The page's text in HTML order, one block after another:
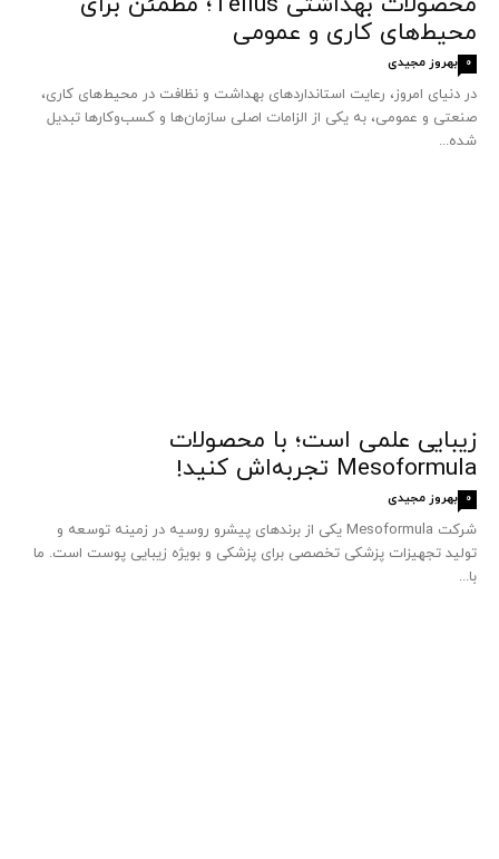
محیط‌های کاری و عمومی
بهروز مجیدی 0
در دنیای امروز، رعایت استانداردهای بهداشت و نظافت در محیط‌های کاری،
صنعتی و عمومی، به یکی از الزامات اصلی سازمان‌ها و کسب‌وکارها تبدیل
شده...
زیبایی علمی است؛ با محصولات
Mesoformula تجربه‌اش کنید!
بهروز مجیدی 0
شرکت Mesoformula یکی از برندهای پیشرو روسیه در زمینه توسعه و
تولید تجهیزات پزشکی تخصصی برای پزشکی و بویژه زیبایی پوست است. ما
با...